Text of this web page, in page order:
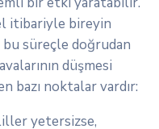
itibariyle bireyin
süreçle doğrudan
düşmesi
bazı noktalar vardır:
yetersizse,